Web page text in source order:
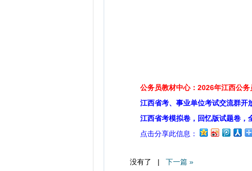
公务员教材中心：2026年江西公务
江西省考、事业单位考试交流群开
江西省考模拟卷，回忆版试题卷，
点击分享此信息：
没有了 | 下一篇 »